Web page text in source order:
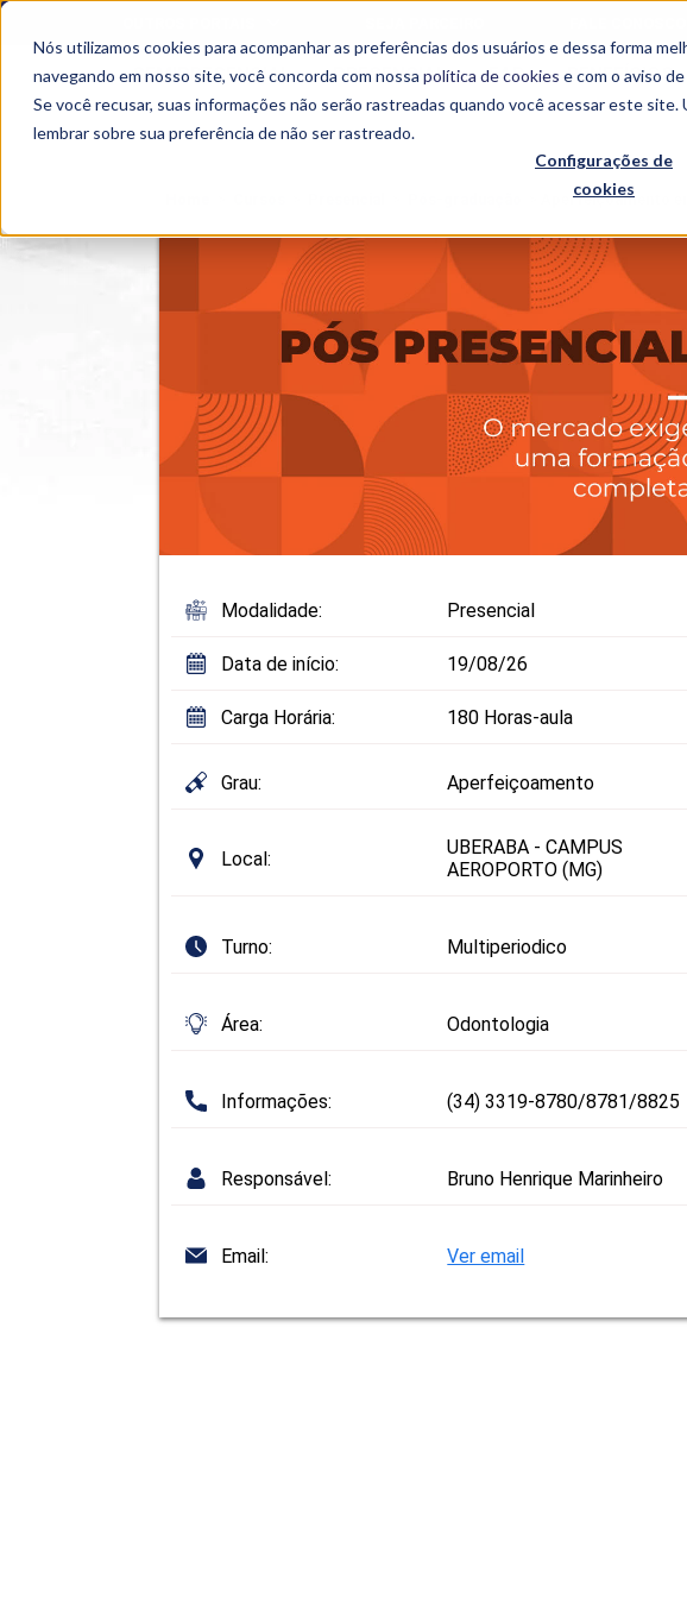
Nós utilizamos cookies para acompanhar as preferências dos usuários e dessa forma
navegando em nosso site, você concorda com nossa política de cookies e com o aviso de
Se você recusar, suas informações não serão rastreadas quando você acessar este
lembrar sobre sua preferência de não ser rastreado.
Configurações de
cookies
SEMIPRESENCIAL PRESENCIAL EAD BENEFÍCIOS
Aperfeiçoamento
Modalidade: Presencial
Data de início: 19/08/26
Carga Horária: 180 Horas-aula
Grau: Aperfeiçoamento
Local:
UBERABA - CAMPUS
AEROPORTO (MG)
Turno: Multiperiodico
Área: Odontologia
Informações: (34) 3319-8780/8781/8825
Responsável: Bruno Henrique Marinheiro
Email: Ver email